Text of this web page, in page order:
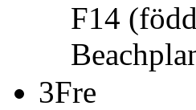
F14
3Fre